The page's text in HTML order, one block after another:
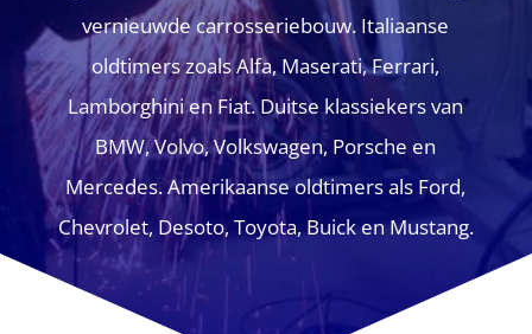
vernieuwde carrosseriebouw. Italiaanse
oldtimers zoals Alfa, Maserati, Ferrari,
Lamborghini en Fiat. Duitse klassiekers van
BMW, Volvo, Volkswagen, Porsche en
Mercedes. Amerikaanse oldtimers als Ford,
Chevrolet, Desoto, Toyota, Buick en Mustang.